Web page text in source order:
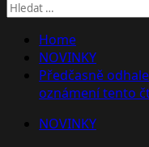
Vyhledávání
Home
NOVINKY
Předčasně
oznámení tento
NOVINKY